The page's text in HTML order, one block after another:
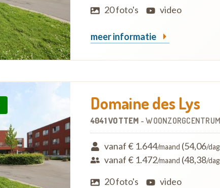
20 foto's
video
meer informatie
Domaine des Lys
4041 VOTTEM -
vanaf € 1.644/maand (54,06/dag
vanaf € 1.472/maand (48,38/dag
20 foto's
video